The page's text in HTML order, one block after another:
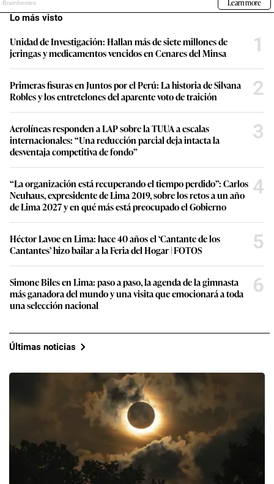
Lo más visto
Unidad de Investigación: Hallan más de siete millones de
jeringas y medicamentos vencidos en Cenares del Minsa
1
Primeras fisuras en Juntos por el Perú: La historia de Silvana
Robles y los entretelones del aparente voto de traición
2
Aerolíneas responden a LAP sobre la TUUA a escalas
internacionales: “Una reducción parcial deja intacta la
desventaja competitiva de fondo”
3
“La organización está recuperando el tiempo perdido”: Carlos
Neuhaus, expresidente de Lima 2019, sobre los retos a un año
de Lima 2027 y en qué más está preocupado el Gobierno
4
Héctor Lavoe en Lima: hace 40 años el ‘Cantante de los
Cantantes’ hizo bailar a la Feria del Hogar | FOTOS
5
Simone Biles en Lima: paso a paso, la agenda de la gimnasta
más ganadora del mundo y una visita que emocionará a toda
una selección nacional
6
Últimas noticias